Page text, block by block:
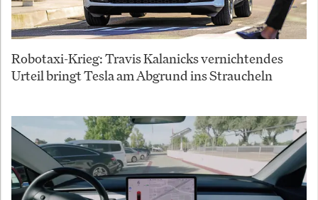
Robotaxi-Krieg: Travis Kalanicks vernichtendes
Urteil bringt Tesla am Abgrund ins Straucheln